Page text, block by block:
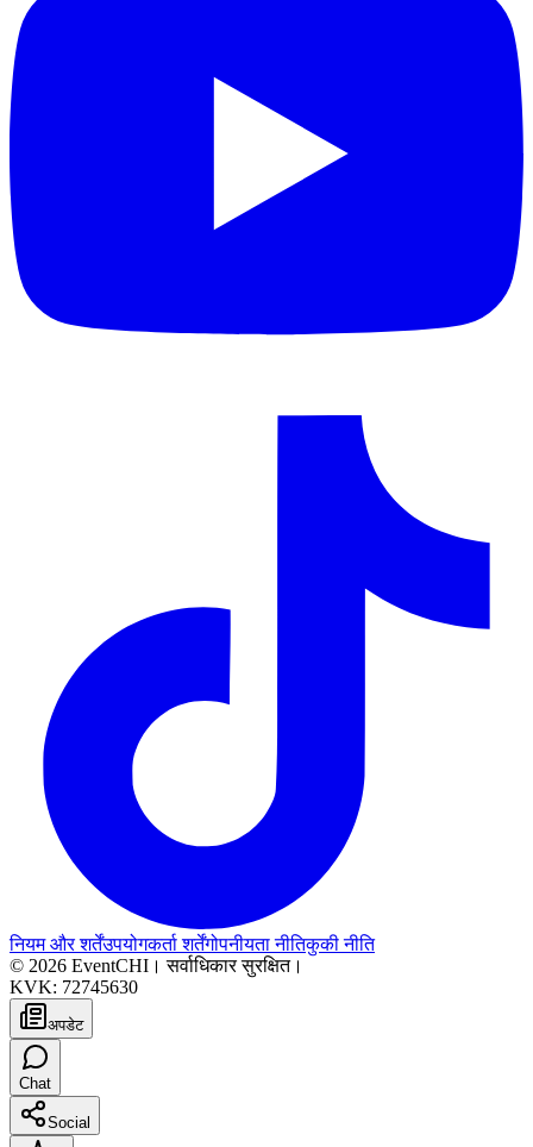
नियम और शर्तेंउपयोगकर्ता शर्तेंगोपनीयता नीतिकुकी नीति
© 2026 EventCHI। सर्वाधिकार सुरक्षित।
KVK: 72745630
अपडेट
Chat
Social